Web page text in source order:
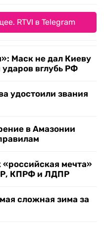
RTVI в Telegram
Маск не дал Киеву
вглубь РФ
удостоили звания
в Амазонии
мечта»
КПРФ и ЛДПР
сложная зима за